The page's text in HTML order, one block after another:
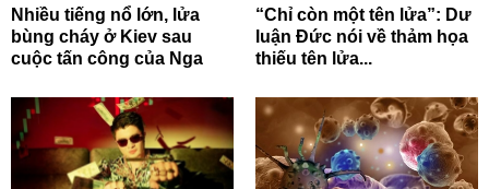
Nhiều tiếng nổ lớn, lửa
bùng cháy ở Kiev sau
cuộc tấn công của Nga
“Chỉ còn một tên lửa”: Dư
luận Đức nói về thảm họa
thiếu tên lửa...